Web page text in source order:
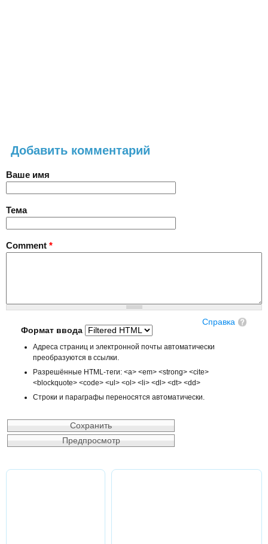
Добавить комментарий
Ваше имя
Тема
Comment *
Справка
Формат ввода
Адреса страниц и электронной почты автоматически
преобразуются в ссылки.
Разрешённые HTML-теги: <a> <em> <strong> <cite>
<blockquote> <code> <ul> <ol> <li> <dl> <dt> <dd>
Строки и параграфы переносятся автоматически.